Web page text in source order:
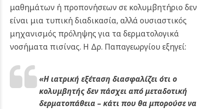
μαθημάτων ή προπονήσεων σε κολυμβητήριο δεν
είναι μια τυπική διαδικασία, αλλά ουσιαστικός
μηχανισμός πρόληψης για τα δερματολογικά
νοσήματα πισίνας. Η Δρ. Παπαγεωργίου εξηγεί:
«Η ιατρική εξέταση διασφαλίζει ότι ο
κολυμβητής δεν πάσχει από μεταδοτική
δερματοπάθεια – κάτι που θα μπορούσε να